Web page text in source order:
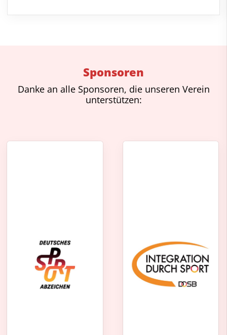
Sponsoren
Danke an alle Sponsoren, die unseren Verein
unterstützen: